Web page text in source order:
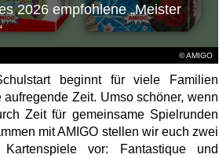
© AMIGO
2026 empfohlene „Meister
beginnt für viele Familien
aufregende Zeit. Umso schöner, wenn
Zeit für gemeinsame Spielrunden
mit AMIGO stellen wir euch zwei
Kartenspiele vor: Fantastique und